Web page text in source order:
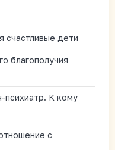
счастливые дети
благополучия
психиатр. К кому
с